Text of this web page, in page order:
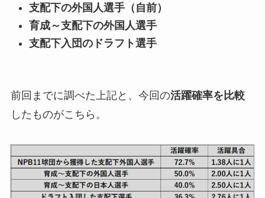
支配下の外国人選手（自前）
育成～支配下の外国人選手
支配下入団のドラフト選手
前回までに調べた上記と、今回の活躍確率を比較
したものがこちら。